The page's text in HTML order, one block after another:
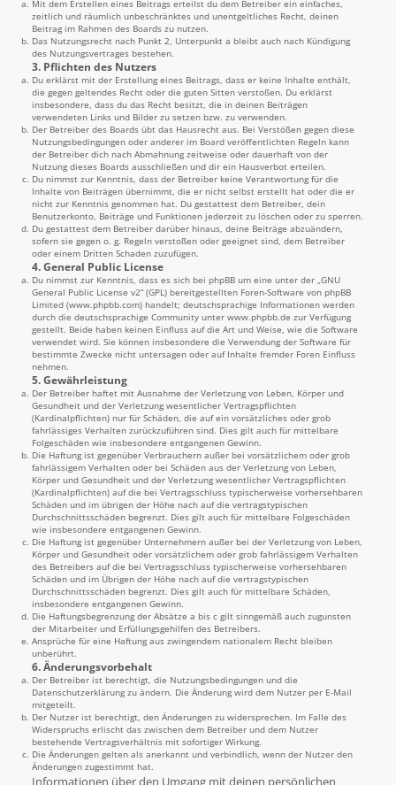
Mit dem Erstellen eines Beitrags erteilst du dem Betreiber ein einfaches,
zeitlich und räumlich unbeschränktes und unentgeltliches Recht, deinen
Beitrag im Rahmen des Boards zu nutzen.
Das Nutzungsrecht nach Punkt 2, Unterpunkt a bleibt auch nach Kündigung
des Nutzungsvertrages bestehen.
3. Pflichten des Nutzers
Du erklärst mit der Erstellung eines Beitrags, dass er keine Inhalte enthält,
die gegen geltendes Recht oder die guten Sitten verstoßen. Du erklärst
insbesondere, dass du das Recht besitzt, die in deinen Beiträgen
verwendeten Links und Bilder zu setzen bzw. zu verwenden.
Der Betreiber des Boards übt das Hausrecht aus. Bei Verstößen gegen diese
Nutzungsbedingungen oder anderer im Board veröffentlichten Regeln kann
der Betreiber dich nach Abmahnung zeitweise oder dauerhaft von der
Nutzung dieses Boards ausschließen und dir ein Hausverbot erteilen.
Du nimmst zur Kenntnis, dass der Betreiber keine Verantwortung für die
Inhalte von Beiträgen übernimmt, die er nicht selbst erstellt hat oder die er
nicht zur Kenntnis genommen hat. Du gestattest dem Betreiber, dein
Benutzerkonto, Beiträge und Funktionen jederzeit zu löschen oder zu sperren.
Du gestattest dem Betreiber darüber hinaus, deine Beiträge abzuändern,
sofern sie gegen o. g. Regeln verstoßen oder geeignet sind, dem Betreiber
oder einem Dritten Schaden zuzufügen.
4. General Public License
Du nimmst zur Kenntnis, dass es sich bei phpBB um eine unter der „GNU
General Public License v2“ (GPL) bereitgestellten Foren-Software von phpBB
Limited (www.phpbb.com) handelt; deutschsprachige Informationen werden
durch die deutschsprachige Community unter www.phpbb.de zur Verfügung
gestellt. Beide haben keinen Einfluss auf die Art und Weise, wie die Software
verwendet wird. Sie können insbesondere die Verwendung der Software für
bestimmte Zwecke nicht untersagen oder auf Inhalte fremder Foren Einfluss
nehmen.
5. Gewährleistung
Der Betreiber haftet mit Ausnahme der Verletzung von Leben, Körper und
Gesundheit und der Verletzung wesentlicher Vertragspflichten
(Kardinalpflichten) nur für Schäden, die auf ein vorsätzliches oder grob
fahrlässiges Verhalten zurückzuführen sind. Dies gilt auch für mittelbare
Folgeschäden wie insbesondere entgangenen Gewinn.
Die Haftung ist gegenüber Verbrauchern außer bei vorsätzlichem oder grob
fahrlässigem Verhalten oder bei Schäden aus der Verletzung von Leben,
Körper und Gesundheit und der Verletzung wesentlicher Vertragspflichten
(Kardinalpflichten) auf die bei Vertragsschluss typischerweise vorhersehbaren
Schäden und im übrigen der Höhe nach auf die vertragstypischen
Durchschnittsschäden begrenzt. Dies gilt auch für mittelbare Folgeschäden
wie insbesondere entgangenen Gewinn.
Die Haftung ist gegenüber Unternehmern außer bei der Verletzung von Leben,
Körper und Gesundheit oder vorsätzlichem oder grob fahrlässigem Verhalten
des Betreibers auf die bei Vertragsschluss typischerweise vorhersehbaren
Schäden und im Übrigen der Höhe nach auf die vertragstypischen
Durchschnittsschäden begrenzt. Dies gilt auch für mittelbare Schäden,
insbesondere entgangenen Gewinn.
Die Haftungsbegrenzung der Absätze a bis c gilt sinngemäß auch zugunsten
der Mitarbeiter und Erfüllungsgehilfen des Betreibers.
Ansprüche für eine Haftung aus zwingendem nationalem Recht bleiben
unberührt.
6. Änderungsvorbehalt
Der Betreiber ist berechtigt, die Nutzungsbedingungen und die
Datenschutzerklärung zu ändern. Die Änderung wird dem Nutzer per E-Mail
mitgeteilt.
Der Nutzer ist berechtigt, den Änderungen zu widersprechen. Im Falle des
Widerspruchs erlischt das zwischen dem Betreiber und dem Nutzer
bestehende Vertragsverhältnis mit sofortiger Wirkung.
Die Änderungen gelten als anerkannt und verbindlich, wenn der Nutzer den
Änderungen zugestimmt hat.
Informationen über den Umgang mit deinen persönlichen